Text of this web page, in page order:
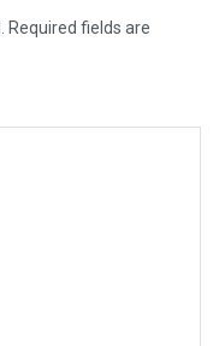
Required fields are